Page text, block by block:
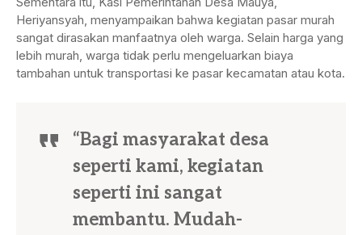
Heriyansyah, menyampaikan bahwa kegiatan pasar murah
sangat dirasakan manfaatnya oleh warga. Selain harga yang
lebih murah, warga tidak perlu mengeluarkan biaya
tambahan untuk transportasi ke pasar kecamatan atau kota.
“Bagi masyarakat desa
seperti kami, kegiatan
seperti ini sangat
membantu. Mudah-